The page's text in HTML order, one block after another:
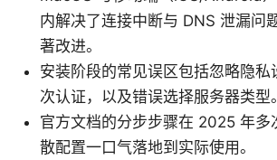
内解决了连接中断与 DNS 泄漏问
著改进。
安装阶段的常见误区包括忽略隐私
次认证，以及错误选择服务器类型。
官方文档的分步步骤在 2025 年多
散配置一口气落地到实际使用。